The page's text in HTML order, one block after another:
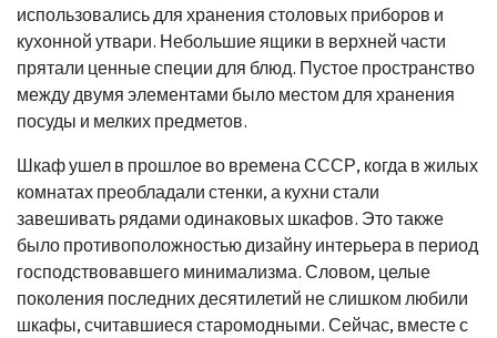
использовались для хранения столовых приборов и
кухонной утвари. Небольшие ящики в верхней части
прятали ценные специи для блюд. Пустое пространство
между двумя элементами было местом для хранения
посуды и мелких предметов.
Шкаф ушел в прошлое во времена СССР, когда в жилых
комнатах преобладали стенки, а кухни стали
завешивать рядами одинаковых шкафов. Это также
было противоположностью дизайну интерьера в период
господствовавшего минимализма. Словом, целые
поколения последних десятилетий не слишком любили
шкафы, считавшиеся старомодными. Сейчас, вместе с